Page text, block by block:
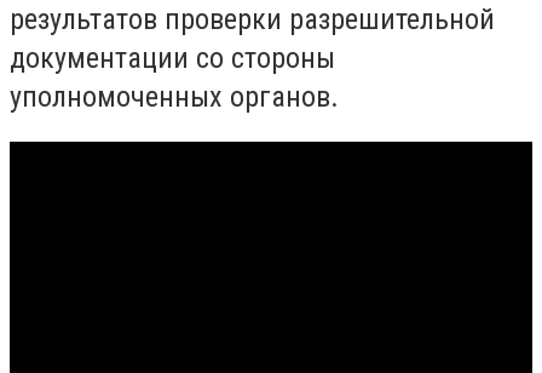
результатов проверки разрешительной
документации со стороны
уполномоченных органов.